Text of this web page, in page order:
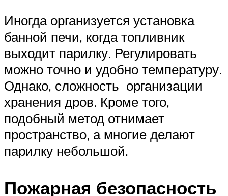
Иногда организуется установка
банной печи, когда топливник
выходит парилку. Регулировать
можно точно и удобно температуру.
Однако, сложность организации
хранения дров. Кроме того,
подобный метод отнимает
пространство, а многие делают
парилку небольшой.
Пожарная безопасность